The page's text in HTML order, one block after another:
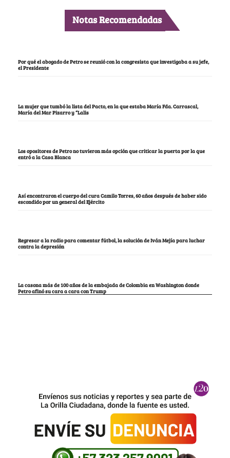
Notas Recomendadas
Por qué el abogado de Petro se reunió con la congresista que investigaba a su jefe,
el Presidente
La mujer que tumbó la lista del Pacto, en la que estaba María Fda. Carrascal,
María del Mar Pizarro y “Lalis
Los opositores de Petro no tuvieron más opción que criticar la puerta por la que
entró a la Casa Blanca
Así encontraron el cuerpo del cura Camilo Torres, 60 años después de haber sido
escondido por un general del Ejército
Regresar a la radio para comentar fútbol, la solución de Iván Mejía para luchar
contra la depresión
La casona más de 100 años de la embajada de Colombia en Washington donde
Petro afinó su cara a cara con Trump